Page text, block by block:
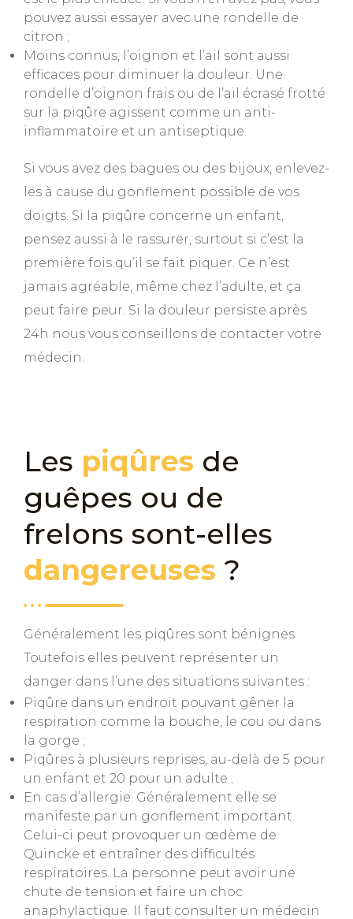
pouvez aussi essayer avec une rondelle de
citron ;
Moins connus, l’oignon et l’ail sont aussi
efficaces pour diminuer la douleur. Une
rondelle d’oignon frais ou de l’ail écrasé frotté
sur la piqûre agissent comme un anti-
inflammatoire et un antiseptique.
Si vous avez des bagues ou des bijoux, enlevez-
les à cause du gonflement possible de vos
doigts. Si la piqûre concerne un enfant,
pensez aussi à le rassurer, surtout si c’est la
première fois qu’il se fait piquer. Ce n’est
jamais agréable, même chez l’adulte, et ça
peut faire peur. Si la douleur persiste après
24h nous vous conseillons de contacter votre
médecin.
Les piqûres de
guêpes ou de
frelons sont-elles
dangereuses ?
Généralement les piqûres sont bénignes.
Toutefois elles peuvent représenter un
danger dans l’une des situations suivantes :
Piqûre dans un endroit pouvant gêner la
respiration comme la bouche, le cou ou dans
la gorge ;
Piqûres à plusieurs reprises, au-delà de 5 pour
un enfant et 20 pour un adulte ;
En cas d’allergie. Généralement elle se
manifeste par un gonflement important.
Celui-ci peut provoquer un œdème de
Quincke et entraîner des difficultés
respiratoires. La personne peut avoir une
chute de tension et faire un choc
anaphylactique. Il faut consulter un médecin